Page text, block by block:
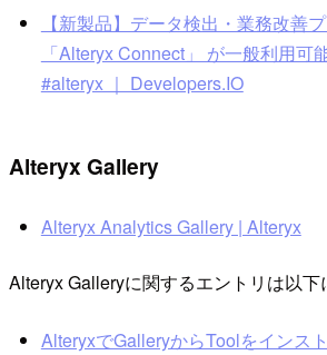
【新製品】データ検出・業務改善
「Alteryx Connect」 が一般利用可
#alteryx ｜ Developers.IO
Alteryx Gallery
Alteryx Analytics Gallery | Alteryx
Alteryx Galleryに関するエントリは以下
AlteryxでGalleryからToolをインス